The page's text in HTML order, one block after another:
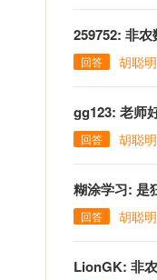
259752: 非农
回答 胡聪明
gg123: 老师
回答 胡聪明
糊涂学习: 是
回答 胡聪明
LionGK: 非